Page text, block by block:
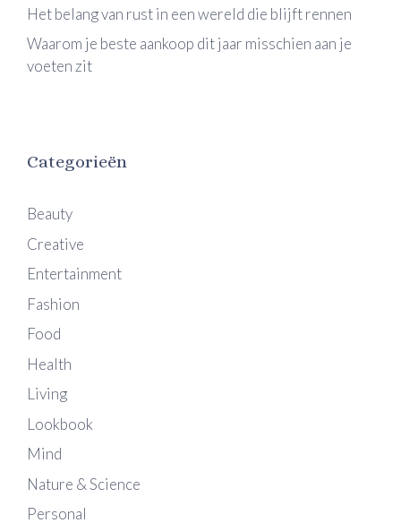
Het belang van rust in een wereld die blijft rennen
Waarom je beste aankoop dit jaar misschien aan je
voeten zit
Categorieën
Beauty
Creative
Entertainment
Fashion
Food
Health
Living
Lookbook
Mind
Nature & Science
Personal